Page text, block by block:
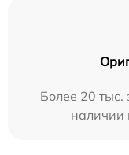
Более 20 тыс.
наличии